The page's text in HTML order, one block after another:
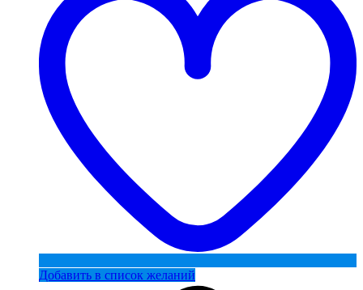
Добавить в список желаний